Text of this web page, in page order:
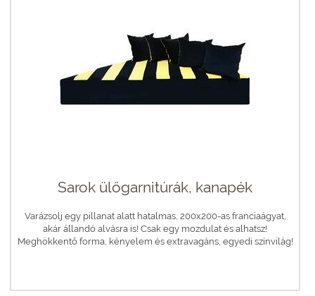
Sarok ülőgarnitúrák, kanapék
Varázsolj egy pillanat alatt hatalmas, 200x200-as franciaágyat,
akár állandó alvásra is! Csak egy mozdulat és alhatsz!
Meghökkentő forma, kényelem és extravagáns, egyedi színvilág!